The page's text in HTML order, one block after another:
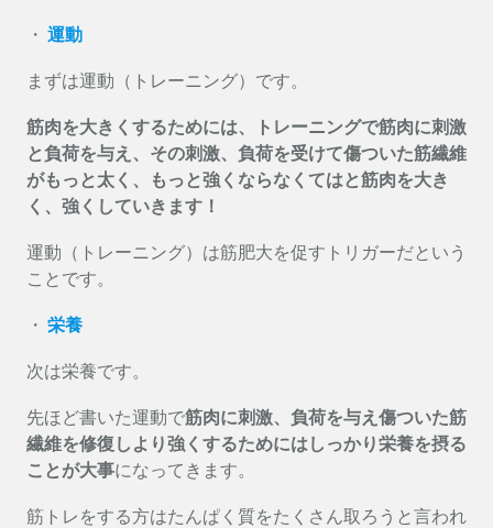
・ 運動
まずは運動（トレーニング）です。
筋肉を大きくするためには、トレーニングで筋肉に刺激
と負荷を与え、その刺激、負荷を受けて傷ついた筋繊維
がもっと太く、もっと強くならなくてはと筋肉を大き
く、強くしていきます！
運動（トレーニング）は筋肥大を促すトリガーだという
ことです。
・ 栄養
次は栄養です。
先ほど書いた運動で筋肉に刺激、負荷を与え傷ついた筋
繊維を修復しより強くするためにはしっかり栄養を摂る
ことが大事になってきます。
筋トレをする方はたんぱく質をたくさん取ろうと言われ